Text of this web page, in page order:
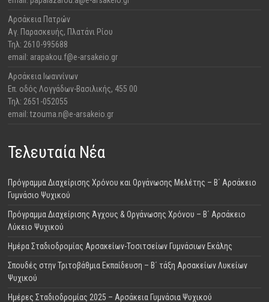
Αρσάκεια Πατρών
​Αγ. Παρασκευής, Πλατάνι Ρίου
Τηλ: 2610-995688
email: arapakou.f@e-arsakeio.gr
Αρσάκεια Ιωαννίνων
Επ. οδός Λογγάδων-Βασιλικής, 455 00
Τηλ: 2651-052055
email: tzouma.n@e-arsakeio.gr
Τελευταία Νέα
Πρόγραμμα Διαχείρισης Χρόνου και Οργάνωσης Μελέτης – Β΄ Αρσάκειο
Γυμνάσιο Ψυχικού
Πρόγραμμα Διαχείρισης Άγχους & Οργάνωσης Χρόνου – Β΄ Αρσάκειο
Λύκειο Ψυχικού
Ημέρα Σταδιοδρομίας Αρσακείων-Τοσιτσείων Γυμνάσιων Εκάλης
Σπουδές στην Τριτοβάθμια Εκπαίδευση – Β΄ τάξη Αρσακείων Λυκείων
Ψυχικού
Ημέρες Σταδιοδρομίας 2025 – Αρσάκεια Γυμνάσια Ψυχικού